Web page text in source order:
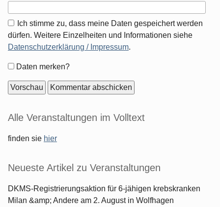
Ich stimme zu, dass meine Daten gespeichert werden
dürfen. Weitere Einzelheiten und Informationen siehe
Datenschutzerklärung / Impressum.
Formular-
Daten merken?
Seitenleiste
Alle Veranstaltungen im Volltext
finden sie hier
Neueste Artikel zu Veranstaltungen
DKMS-Registrierungsaktion für 6-jähigen krebskranken
Milan &amp; Andere am 2. August in Wolfhagen